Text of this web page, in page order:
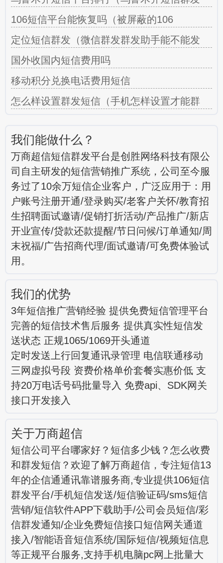
106短信平台能恢复吗（被屏蔽的106
定位短信群发（微信群发群发助手能不能发
国外收国内短信费用吗
移动积分兑换电话费用短信
怎么样设置群发短信（手机怎样设置才能群
我们能做什么？
万商超信短信群发平台是创胜网络科技有限公
司自主研发的短信营销推广系统，公司至今服
务过了10余万短信企业客户，广泛应用于：用
户账号注册开通/登录购买/老客户关怀/教育招
生招聘面试邀请/促销打折活动/产品推广/新店
开业宣传/贷款还款提醒/节日问候/订单通知/周
末祝福/广告招商代理/面试邀请/可免费体验试
用。
我们的优势
3年短信推广营销经验 提供免费短信管理平台
完善的短信技术售后服务 提供真实性短信发
送状态 正规1065/1069开头通道
定时发送上行回复通讯录管理 电信联通移动
三网虚拟号段 资费价格单价套餐实惠价低 支
持20万电话号码批量导入 免费api、SDK网关
接口开发接入
关于万商超信
短信公司平台哪家好？短信多少钱？怎么收费
和群发短信？欢迎了解万商超信，专注短信13
年的企信通通讯靠谱服务商,专业提供106短信
群发平台/手机短信发送/短信验证码/sms短信
营销/短信软件APP下载助手/公司会员短信/彩
信群发通知/企业免费短信接口短信网关通道
接入/智能语音短信系统/国际短信/视频短信息
等正规平台服务,支持手机电脑pc网上批量大